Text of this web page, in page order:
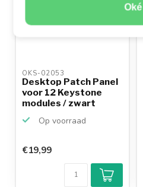
Oké
OKS-02053
Desktop Patch Panel
voor 12 Keystone
modules / zwart
Op voorraad
€19,99